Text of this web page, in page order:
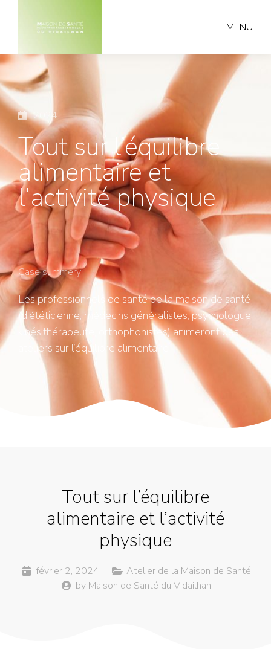
MENU
2024
Tout sur l’équilibre
alimentaire et
l’activité physique
Case summery
Les professionnels de santé de la maison de santé
(diététicienne, médecins généralistes, psychologue,
kinésithérapeute, orthophonistes) animeront des
ateliers sur l’équilibre alimentaire
Tout sur l’équilibre
alimentaire et l’activité
physique
février 2, 2024
Atelier de la Maison de Santé
by Maison de Santé du Vidailhan